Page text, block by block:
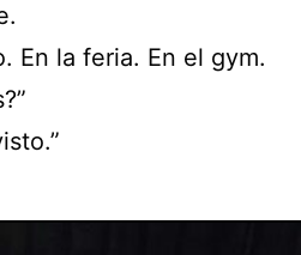
En la feria. En el gym.